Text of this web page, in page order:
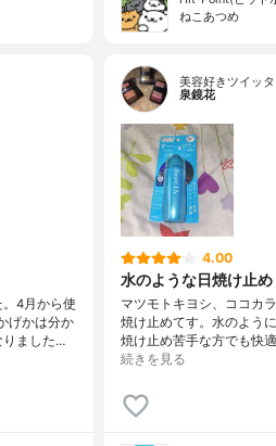
ねこあつめ
4月から使
げかは分か
りました…
美容好きツイッ
泉鏡花
4.00
水のような日焼け止め
マツモトキヨシ、ココカ
焼け止めてす。水のよう
焼け止め苦手な方でも快
続きを見る